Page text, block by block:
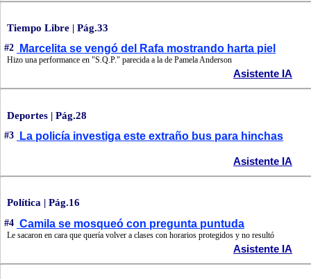
Tiempo Libre | Pág.33
#2 Marcelita se vengó del Rafa mostrando harta piel
Hizo una performance en "S.Q.P." parecida a la de Pamela Anderson
Asistente IA
Deportes | Pág.28
#3 La policía investiga este extraño bus para hinchas
Asistente IA
Política | Pág.16
#4 Camila se mosqueó con pregunta puntuda
Le sacaron en cara que quería volver a clases con horarios protegidos y no resultó
Asistente IA